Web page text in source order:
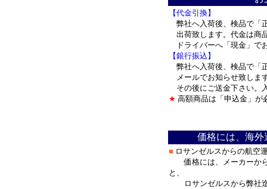
【代金引換】
弊社へ入荷後、検品で「
出荷致します。代金は商
ドライバーへ「現金」
【銀行振込】
弊社へ入荷後、検品で「
メールでお知らせ致しま
その後にご送金下さい。
★ 高額商品は「申込金」が
価格には、海
■ ロサンゼルスからの航空
価格には、メーカーから
と、
ロサンゼルスから弊社迄